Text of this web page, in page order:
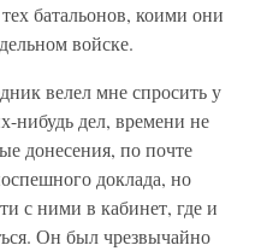
батальонов, коими они
войске.
велел мне спросить у
нибудь дел, времени не
донесения, по почте
доклада, но
с ними в кабинет, где и
Он был чрезвычайно